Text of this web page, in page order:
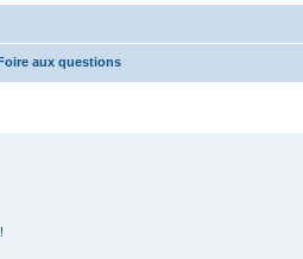
aux questions